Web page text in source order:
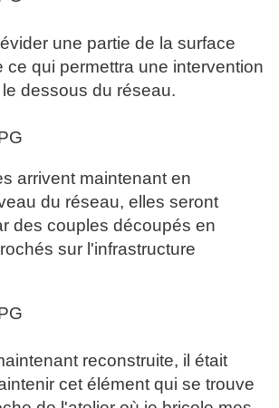
une partie de la surface
ce qui permettra une intervention
dessous du réseau.
arrivent maintenant en
du réseau, elles seront
des couples découpés en
sur l'infrastructure
reconstruite, il était
cet élément qui se trouve